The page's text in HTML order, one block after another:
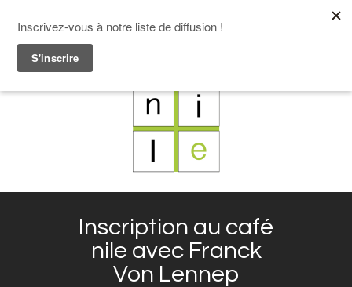
F L X I
Inscription au café
nile avec Franck
Von Lennep